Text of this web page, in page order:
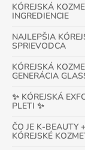
KÓREJSKÁ
INGREDIENCIE
NAJLEPŠIA
SPRIEVODCA
KÓREJSKÁ
GENERÁCIA
✨ KÓREJSKÁ
PLETI ✨
ČO JE K-BEAUTY
KÓREJSKÉ